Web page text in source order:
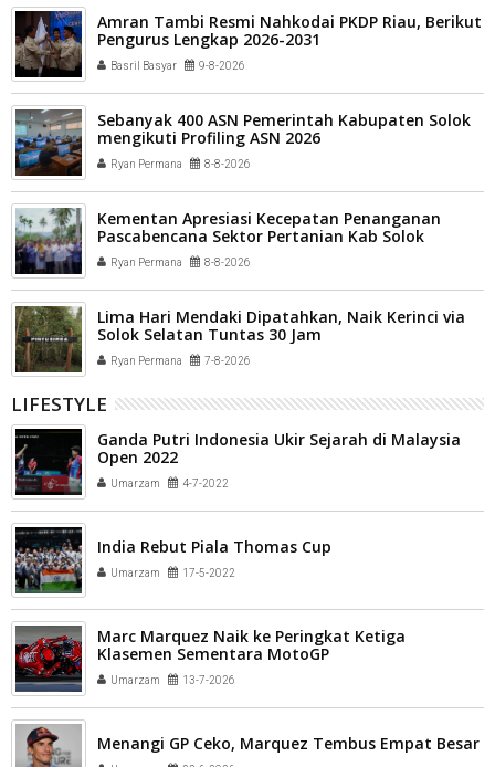
Amran Tambi Resmi Nahkodai PKDP Riau, Berikut
Pengurus Lengkap 2026-2031
Basril Basyar 9-8-2026
Sebanyak 400 ASN Pemerintah Kabupaten Solok
mengikuti Profiling ASN 2026
Ryan Permana 8-8-2026
Kementan Apresiasi Kecepatan Penanganan
Pascabencana Sektor Pertanian Kab Solok
Ryan Permana 8-8-2026
Lima Hari Mendaki Dipatahkan, Naik Kerinci via
Solok Selatan Tuntas 30 Jam
Ryan Permana 7-8-2026
LIFESTYLE
Ganda Putri Indonesia Ukir Sejarah di Malaysia
Open 2022
Umarzam 4-7-2022
India Rebut Piala Thomas Cup
Umarzam 17-5-2022
Marc Marquez Naik ke Peringkat Ketiga
Klasemen Sementara MotoGP
Umarzam 13-7-2026
Menangi GP Ceko, Marquez Tembus Empat Besar